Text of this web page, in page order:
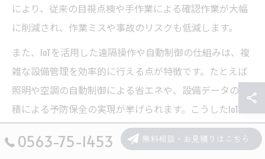
により、従来の目視点検や手作業による確認作業が大幅
に削減され、作業ミスや事故のリスクも低減します。
また、IoTを活用した遠隔操作や自動制御の仕組みは、複
雑な設備管理を効率的に行える点が特徴です。たとえば
照明や空調の自動制御による省エネや、設備データの蓄
積による予防保全の実現が挙げられます。こうしたIoT導
入は、現場の作業負担軽減のみならず、顧客満足度の向
上にもつながります。
0563-75-1453 無料相談・お見積りはこちら